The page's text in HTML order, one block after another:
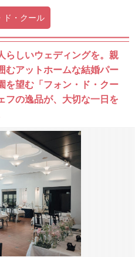
ド・クール
らしいウェディングを。親
むアットホームな結婚パー
を望む「フォン・ド・クー
フの逸品が、大切な一日を